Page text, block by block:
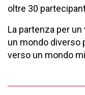
oltre 30
La partenza per
un mondo diverso
verso un mondo